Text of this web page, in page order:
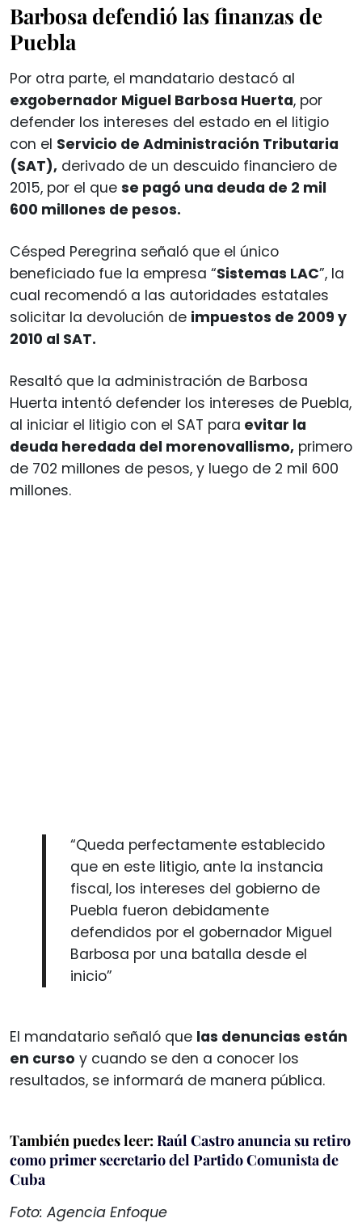
Barbosa defendió las finanzas de
Puebla
Por otra parte, el mandatario destacó al
exgobernador Miguel Barbosa Huerta, por
defender los intereses del estado en el litigio
con el Servicio de Administración Tributaria
(SAT), derivado de un descuido financiero de
2015, por el que se pagó una deuda de 2 mil
600 millones de pesos.
Césped Peregrina señaló que el único
beneficiado fue la empresa “Sistemas LAC”, la
cual recomendó a las autoridades estatales
solicitar la devolución de impuestos de 2009 y
2010 al SAT.
Resaltó que la administración de Barbosa
Huerta intentó defender los intereses de Puebla,
al iniciar el litigio con el SAT para evitar la
deuda heredada del morenovallismo, primero
de 702 millones de pesos, y luego de 2 mil 600
millones.
“Queda perfectamente establecido
que en este litigio, ante la instancia
fiscal, los intereses del gobierno de
Puebla fueron debidamente
defendidos por el gobernador Miguel
Barbosa por una batalla desde el
inicio”
El mandatario señaló que las denuncias están
en curso y cuando se den a conocer los
resultados, se informará de manera pública.
También puedes leer: Raúl Castro anuncia su retiro
como primer secretario del Partido Comunista de
Cuba
Foto: Agencia Enfoque